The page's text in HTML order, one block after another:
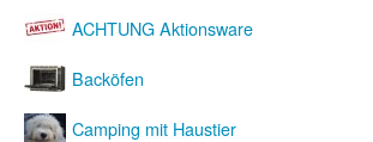
ACHTUNG Aktionsware
Backöfen
Camping mit Haustier